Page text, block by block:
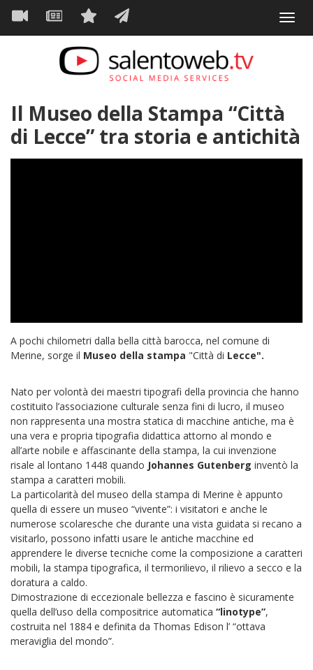
Salta
contenuto
Navigazione
principale
Il Museo della Stampa “Città
di Lecce” tra storia e antichità
A pochi chilometri dalla bella città barocca, nel comune di
Merine, sorge il Museo della stampa "Città di Lecce".
Nato per volontà dei maestri tipografi della provincia che hanno
costituito l’associazione culturale senza fini di lucro, il museo
non rappresenta una mostra statica di macchine antiche, ma è
una vera e propria tipografia didattica attorno al mondo e
all’arte nobile e affascinante della stampa, la cui invenzione
risale al lontano 1448 quando Johannes Gutenberg inventò la
stampa a caratteri mobili.
La particolarità del museo della stampa di Merine è appunto
quella di essere un museo “vivente”: i visitatori e anche le
numerose scolaresche che durante una vista guidata si recano a
visitarlo, possono infatti usare le antiche macchine ed
apprendere le diverse tecniche come la composizione a caratteri
mobili, la stampa tipografica, il termorilievo, il rilievo a secco e la
doratura a caldo.
Dimostrazione di eccezionale bellezza e fascino è sicuramente
quella dell’uso della compositrice automatica “linotype”,
costruita nel 1884 e definita da Thomas Edison l’ “ottava
meraviglia del mondo”.